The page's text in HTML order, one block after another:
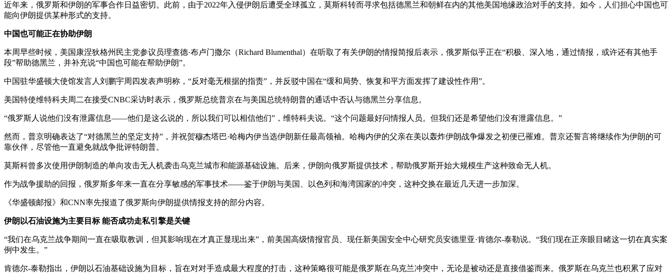
近年来，俄罗斯和伊朗的军事合作日益密切。此前，由于2022年入侵伊朗后遭受全球孤立，莫斯科转而寻求包括德黑兰和朝鲜在内的其他美国地缘政治对手的支持。如今，人们担心中国也可
能向伊朗提供某种形式的支持。
中国也可能正在协助伊朗
本周早些时候，美国康涅狄格州民主党参议员理查德·布卢门撒尔（Richard Blumenthal）在听取了有关伊朗的情报简报后表示，俄罗斯似乎正在“积极、深入地，通过情报，或许还有其他手
段”帮助德黑兰，并补充说“中国也可能在帮助伊朗”。
中国驻华盛顿大使馆发言人刘鹏宇周四发表声明称，“反对毫无根据的指责”，并反驳中国在“缓和局势、恢复和平方面发挥了建设性作用”。
美国特使维特科夫周二在接受CNBC采访时表示，俄罗斯总统普京在与美国总统特朗普的通话中否认与德黑兰分享信息。
“俄罗斯人说他们没有泄露信息——他们是这么说的，所以我们可以相信他们”，维特科夫说。“这个问题最好问情报人员。但我们还是希望他们没有泄露信息。”
然而，普京明确表达了“对德黑兰的坚定支持”，并祝贺穆杰塔巴·哈梅内伊当选伊朗新任最高领袖。哈梅内伊的父亲在美以轰炸伊朗战争爆发之初便已罹难。普京还誓言将继续作为伊朗的可
靠伙伴，尽管他一直避免就战争批评特朗普。
莫斯科曾多次使用伊朗制造的单向攻击无人机袭击乌克兰城市和能源基础设施。后来，伊朗向俄罗斯提供技术，帮助俄罗斯开始大规模生产这种致命无人机。
作为战争援助的回报，俄罗斯多年来一直在分享敏感的军事技术——鉴于伊朗与美国、以色列和海湾国家的冲突，这种交换在最近几天进一步加深。
《华盛顿邮报》和CNN率先报道了俄罗斯向伊朗提供情报支持的部分内容。
伊朗以石油设施为主要目标 能否成功走私引擎是关键
“我们在乌克兰战争期间一直在吸取教训，但其影响现在才真正显现出来”，前美国高级情报官员、现任新美国安全中心研究员安德里亚·肯德尔-泰勒说。“我们现在正亲眼目睹这一切在真实案
例中发生。”
肯德尔-泰勒指出，伊朗以石油基础设施为目标，旨在对对手造成最大程度的打击，这种策略很可能是俄罗斯在乌克兰冲突中，无论是被动还是直接借鉴而来。俄罗斯在乌克兰也积累了应对